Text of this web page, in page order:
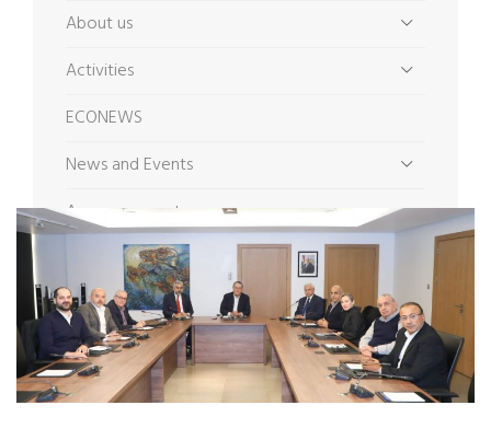
About us
Activities
ECONEWS
News and Events
Announcements